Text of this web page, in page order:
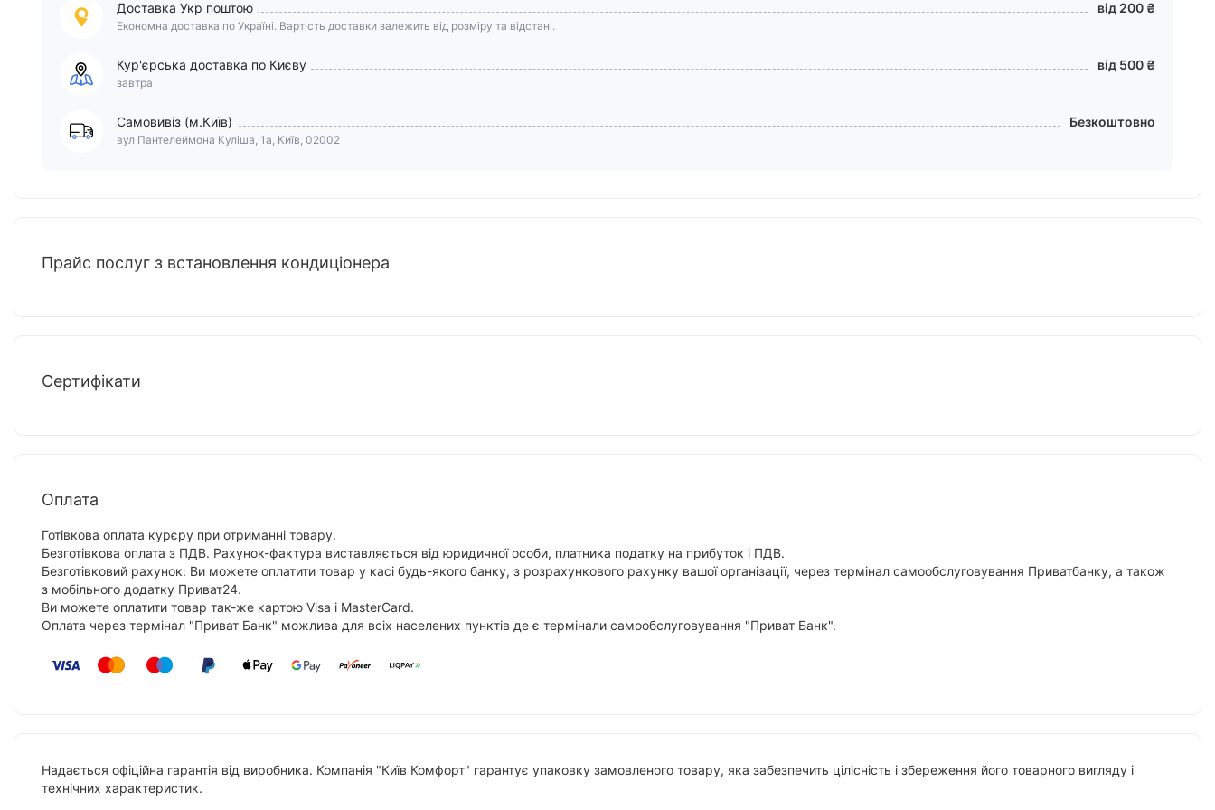
Доставка Укр поштою
Економна доставка по Україні. Вартість доставки залежить від розміру та відстані.
від 200 ₴
Кур'єрська доставка по Києву
завтра
від 500 ₴
Самовивіз (м.Київ)
вул Пантелеймона Куліша, 1а, Київ, 02002
Безкоштовно
Прайс послуг з встановлення кондиціонера
Сертифікати
Оплата
Готівкова оплата курєру при отриманні товару.
Безготівкова оплата з ПДВ. Рахунок-фактура виставляється від юридичної особи, платника податку на прибуток і ПДВ.
Безготівковий рахунок: Ви можете оплатити товар у касі будь-якого банку, з розрахункового рахунку вашої організації, через термінал самообслуговування Приватбанку, а також
з мобільного додатку Приват24.
Ви можете оплатити товар так-же картою Visa і MasterCard.
Оплата через термінал "Приват Банк" можлива для всіх населених пунктів де є термінали самообслуговування "Приват Банк".
Надається офіційна гарантія від виробника. Компанія "Київ Комфорт" гарантує упаковку замовленого товару, яка забезпечить цілісність і збереження його товарного вигляду і
технічних характеристик.